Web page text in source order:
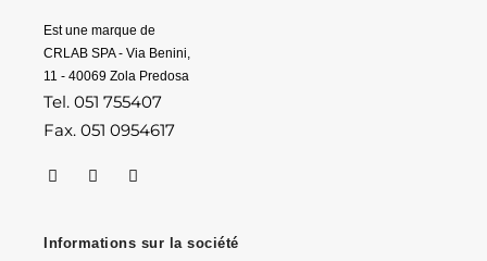
Est une marque de
CRLAB SPA - Via Benini,
11 - 40069 Zola Predosa
Tel. 051 755407
Fax. 051 0954617
Informations sur la société